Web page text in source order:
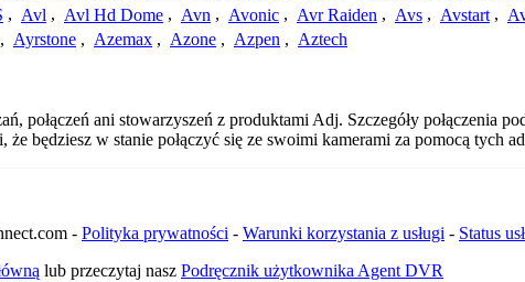
, Avl , Avl Hd Dome , Avn , Avonic , Avr Raiden , Avs , Avstart ,
, Ayrstone , Azemax , Azone , Azpen , Aztech
połączeń ani stowarzyszeń z produktami Adj. Szczegóły połączenia
będziesz w stanie połączyć się ze swoimi kamerami za pomocą tych
- Polityka prywatności - Warunki korzystania z usługi - Status
lub przeczytaj nasz Podręcznik użytkownika Agent DVR